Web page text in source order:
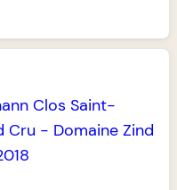
Clos Saint-
Cru - Domaine Zind